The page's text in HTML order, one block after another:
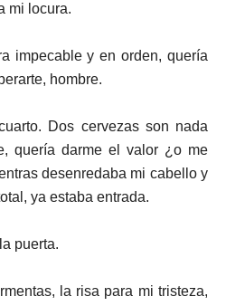
mi locura.
impecable y en orden, quería
hombre.
Dos cervezas son nada
quería darme el valor ¿o me
desenredaba mi cabello y
ya estaba entrada.
puerta.
la risa para mi tristeza,